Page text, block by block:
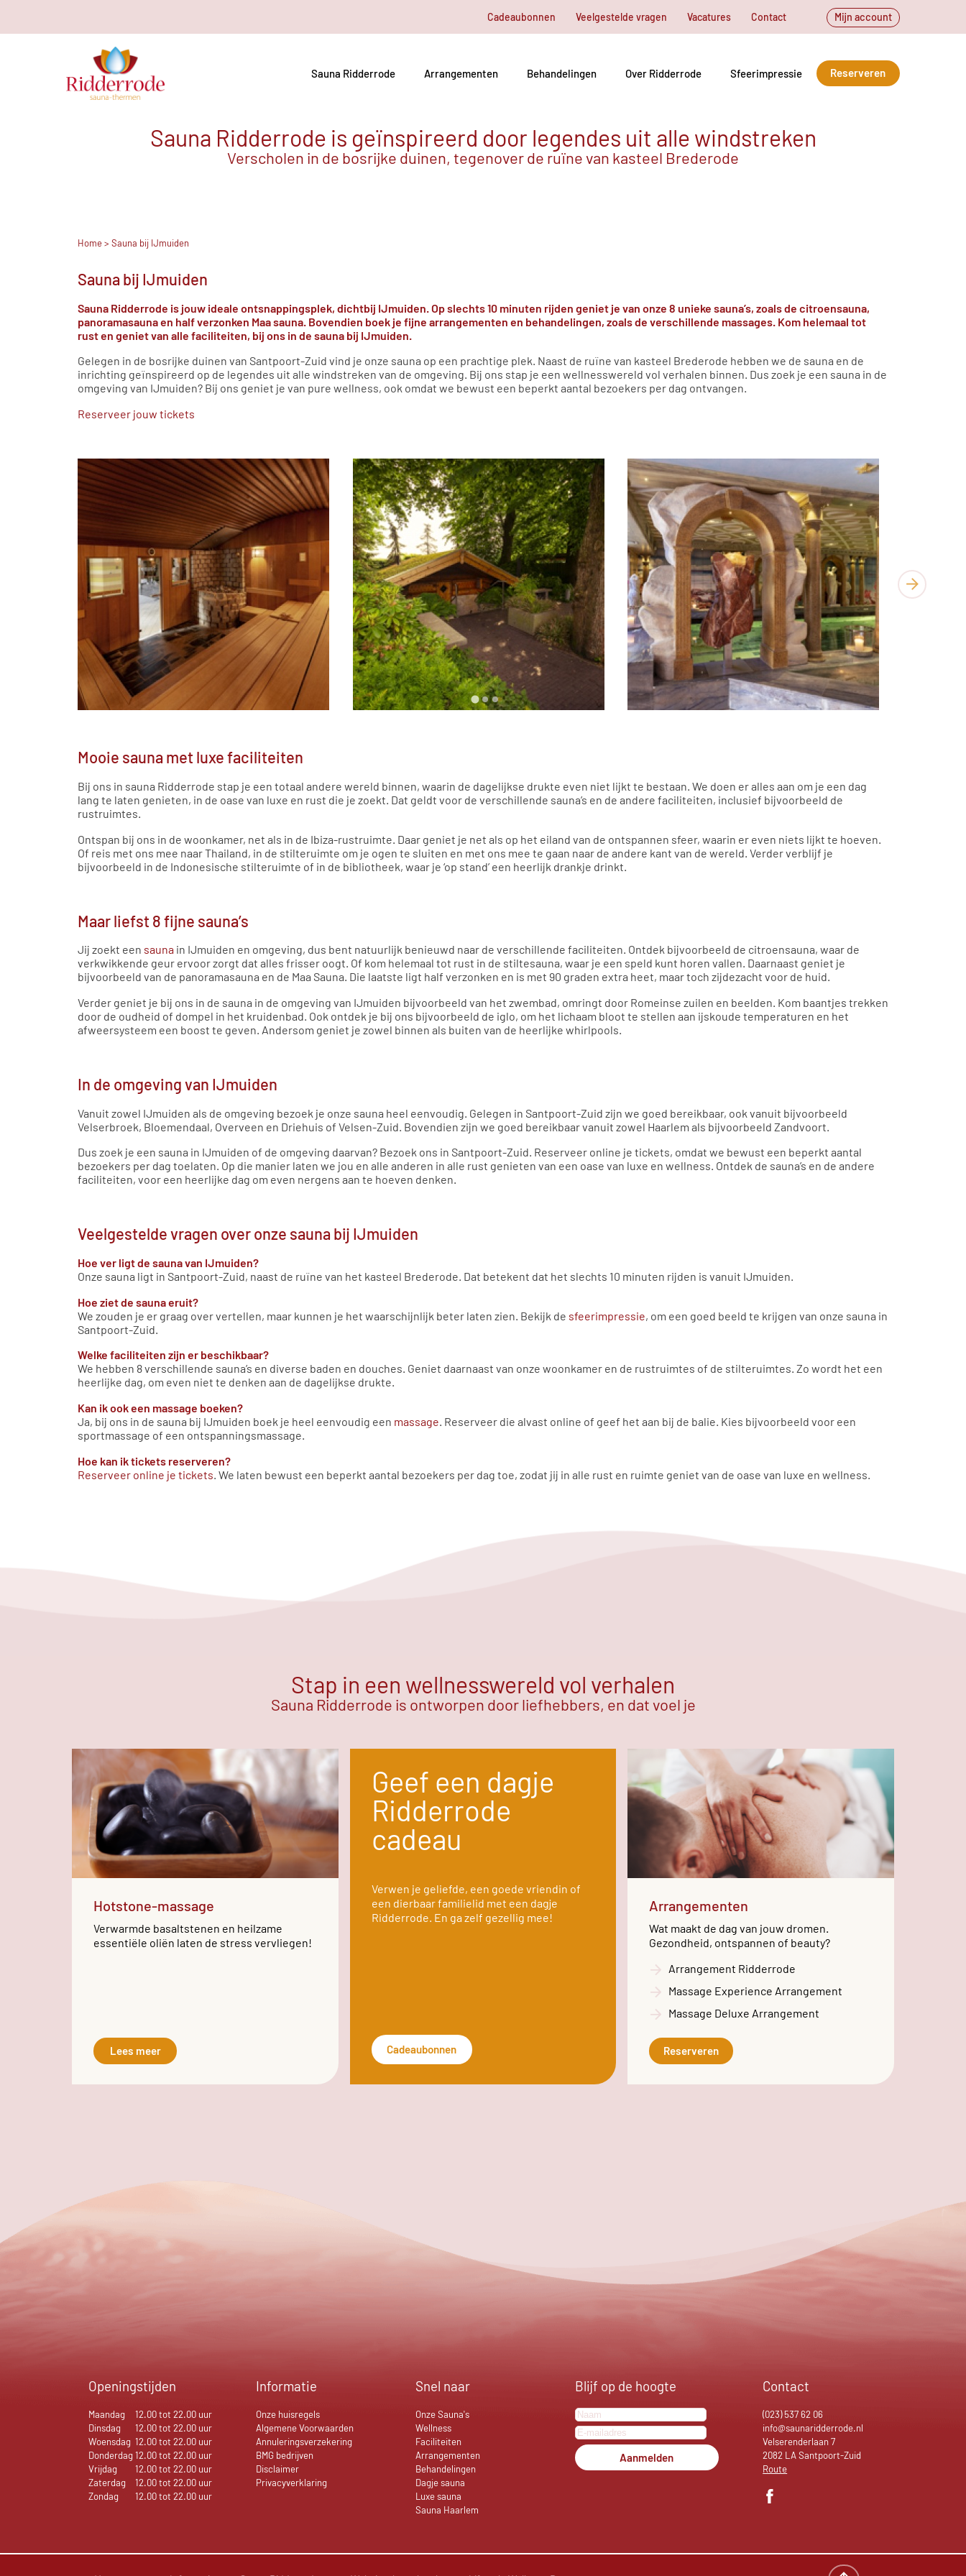
Cadeaubonnen Veelgestelde vragen Vacatures Contact Mijn account
Sauna Ridderrode Arrangementen Behandelingen Over Ridderrode Sfeerimpressie Reserveren
Sauna Ridderrode is geïnspireerd door legendes uit alle windstreken
Verscholen in de bosrijke duinen, tegenover de ruïne van kasteel Brederode
Home> Sauna bij IJmuiden
Sauna bij IJmuiden
Sauna Ridderrode is jouw ideale ontsnappingsplek, dichtbij IJmuiden. Op slechts 10 minuten rijden geniet je van onze 8 unieke sauna’s, zoals de citroensauna,
panoramasauna en half verzonken Maa sauna. Bovendien boek je fijne arrangementen en behandelingen, zoals de verschillende massages. Kom helemaal tot
rust en geniet van alle faciliteiten, bij ons in de sauna bij IJmuiden.
Gelegen in de bosrijke duinen van Santpoort-Zuid vind je onze sauna op een prachtige plek. Naast de ruïne van kasteel Brederode hebben we de sauna en de
inrichting geïnspireerd op de legendes uit alle windstreken van de omgeving. Bij ons stap je een wellnesswereld vol verhalen binnen. Dus zoek je een sauna in de
omgeving van IJmuiden? Bij ons geniet je van pure wellness, ook omdat we bewust een beperkt aantal bezoekers per dag ontvangen.
Reserveer jouw tickets
Mooie sauna met luxe faciliteiten
Bij ons in sauna Ridderrode stap je een totaal andere wereld binnen, waarin de dagelijkse drukte even niet lijkt te bestaan. We doen er alles aan om je een dag
lang te laten genieten, in de oase van luxe en rust die je zoekt. Dat geldt voor de verschillende sauna’s en de andere faciliteiten, inclusief bijvoorbeeld de
rustruimtes.
Ontspan bij ons in de woonkamer, net als in de Ibiza-rustruimte. Daar geniet je net als op het eiland van de ontspannen sfeer, waarin er even niets lijkt te hoeven.
Of reis met ons mee naar Thailand, in de stilteruimte om je ogen te sluiten en met ons mee te gaan naar de andere kant van de wereld. Verder verblijf je
bijvoorbeeld in de Indonesische stilteruimte of in de bibliotheek, waar je ‘op stand’ een heerlijk drankje drinkt.
Maar liefst 8 fijne sauna’s
Jij zoekt een sauna in IJmuiden en omgeving, dus bent natuurlijk benieuwd naar de verschillende faciliteiten. Ontdek bijvoorbeeld de citroensauna, waar de
verkwikkende geur ervoor zorgt dat alles frisser oogt. Of kom helemaal tot rust in de stiltesauna, waar je een speld kunt horen vallen. Daarnaast geniet je
bijvoorbeeld van de panoramasauna en de Maa Sauna. Die laatste ligt half verzonken en is met 90 graden extra heet, maar toch zijdezacht voor de huid.
Verder geniet je bij ons in de sauna in de omgeving van IJmuiden bijvoorbeeld van het zwembad, omringt door Romeinse zuilen en beelden. Kom baantjes trekken
door de oudheid of dompel in het kruidenbad. Ook ontdek je bij ons bijvoorbeeld de iglo, om het lichaam bloot te stellen aan ijskoude temperaturen en het
afweersysteem een boost te geven. Andersom geniet je zowel binnen als buiten van de heerlijke whirlpools.
In de omgeving van IJmuiden
Vanuit zowel IJmuiden als de omgeving bezoek je onze sauna heel eenvoudig. Gelegen in Santpoort-Zuid zijn we goed bereikbaar, ook vanuit bijvoorbeeld
Velserbroek, Bloemendaal, Overveen en Driehuis of Velsen-Zuid. Bovendien zijn we goed bereikbaar vanuit zowel Haarlem als bijvoorbeeld Zandvoort.
Dus zoek je een sauna in IJmuiden of de omgeving daarvan? Bezoek ons in Santpoort-Zuid. Reserveer online je tickets, omdat we bewust een beperkt aantal
bezoekers per dag toelaten. Op die manier laten we jou en alle anderen in alle rust genieten van een oase van luxe en wellness. Ontdek de sauna’s en de andere
faciliteiten, voor een heerlijke dag om even nergens aan te hoeven denken.
Veelgestelde vragen over onze sauna bij IJmuiden
Hoe ver ligt de sauna van IJmuiden?
Onze sauna ligt in Santpoort-Zuid, naast de ruïne van het kasteel Brederode. Dat betekent dat het slechts 10 minuten rijden is vanuit IJmuiden.
Hoe ziet de sauna eruit?
We zouden je er graag over vertellen, maar kunnen je het waarschijnlijk beter laten zien. Bekijk de sfeerimpressie, om een goed beeld te krijgen van onze sauna in
Santpoort-Zuid.
Welke faciliteiten zijn er beschikbaar?
We hebben 8 verschillende sauna’s en diverse baden en douches. Geniet daarnaast van onze woonkamer en de rustruimtes of de stilteruimtes. Zo wordt het een
heerlijke dag, om even niet te denken aan de dagelijkse drukte.
Kan ik ook een massage boeken?
Ja, bij ons in de sauna bij IJmuiden boek je heel eenvoudig een massage. Reserveer die alvast online of geef het aan bij de balie. Kies bijvoorbeeld voor een
sportmassage of een ontspanningsmassage.
Hoe kan ik tickets reserveren?
Reserveer online je tickets. We laten bewust een beperkt aantal bezoekers per dag toe, zodat jij in alle rust en ruimte geniet van de oase van luxe en wellness.
Stap in een wellnesswereld vol verhalen
Sauna Ridderrode is ontworpen door liefhebbers, en dat voel je
Hotstone-massage
Verwarmde basaltstenen en heilzame
essentiële oliën laten de stress vervliegen!
Lees meer
Geef een dagje
Ridderrode
cadeau
Verwen je geliefde, een goede vriendin of
een dierbaar familielid met een dagje
Ridderrode. En ga zelf gezellig mee!
Cadeaubonnen
Arrangementen
Wat maakt de dag van jouw dromen.
Gezondheid, ontspannen of beauty?
Arrangement Ridderrode
Massage Experience Arrangement
Massage Deluxe Arrangement
Reserveren
Openingstijden
Maandag
12.00 tot 22.00 uur
Dinsdag
12.00 tot 22.00 uur
Woensdag 12.00 tot 22.00 uur
Donderdag 12.00 tot 22.00 uur
Vrijdag
12.00 tot 22.00 uur
Zaterdag
12.00 tot 22.00 uur
Zondag
12.00 tot 22.00 uur
Informatie
Onze huisregels
Algemene Voorwaarden
Annuleringsverzekering
BMG bedrijven
Disclaimer
Privacyverklaring
Snel naar
Onze Sauna's
Wellness
Faciliteiten
Arrangementen
Behandelingen
Dagje sauna
Luxe sauna
Sauna Haarlem
Blijf op de hoogte
Aanmelden
Contact
(023) 537 62 06
info@saunaridderrode.nl
Velserenderlaan 7
2082 LA Santpoort-Zuid
Route